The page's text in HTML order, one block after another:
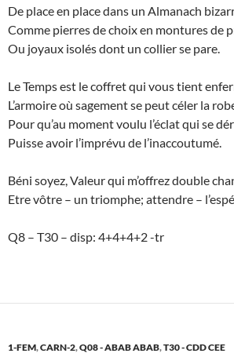
De place en place dans un Almanach
Comme pierres de choix en montures de
Ou joyaux isolés dont un collier se pare.
Le Temps est le coffret qui vous tient
L’armoire où sagement se peut céler la
Pour qu’au moment voulu l’éclat qui se
Puisse avoir l’imprévu de l’inaccoutumé.
Béni soyez, Valeur qui m’offrez double
Etre vôtre – un triomphe; attendre –
Q8 – T30 – disp: 4+4+4+2 -tr
1-FEM,CARN-2,Q08 - ABAB ABAB,T30 - CDD CEE